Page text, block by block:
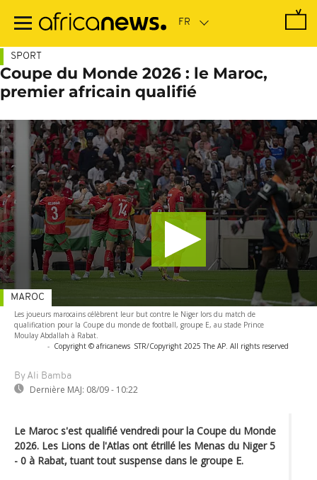
contenu
SPORT
Coupe du Monde 2026 : le Maroc,
premier africain qualifié
Les joueurs marocains célèbrent leur but contre le Niger lors du match de
qualification pour la Coupe du monde de football, groupe E, au stade Prince
Moulay Abdallah à Rabat.
- Copyright © africanews STR/Copyright 2025 The AP. All rights reserved
By Ali Bamba
Dernière MAJ: 08/09 - 10:22
MAROC
Le Maroc s'est qualifié vendredi pour la Coupe du Monde
2026. Les Lions de l'Atlas ont étrillé les Menas du Niger 5
- 0 à Rabat, tuant tout suspense dans le groupe E.